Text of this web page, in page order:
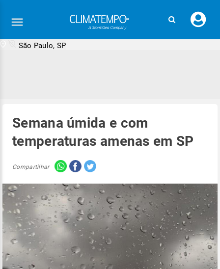
seu
São Paulo, SP
Semana úmida e com
temperaturas amenas em SP
Compartilhar